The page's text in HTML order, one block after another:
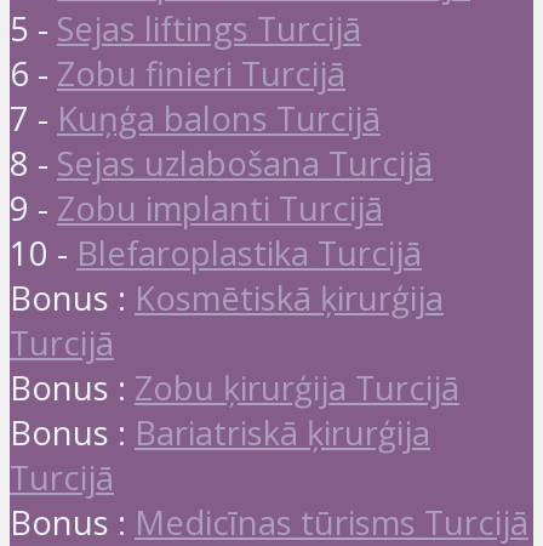
5 - Sejas liftings Turcijā
6 - Zobu finieri Turcijā
7 - Kuņģa balons Turcijā
8 - Sejas uzlabošana Turcijā
9 - Zobu implanti Turcijā
10 - Blefaroplastika Turcijā
Bonus : Kosmētiskā ķirurģija
Turcijā
Bonus : Zobu ķirurģija Turcijā
Bonus : Bariatriskā ķirurģija
Turcijā
Bonus : Medicīnas tūrisms Turcijā